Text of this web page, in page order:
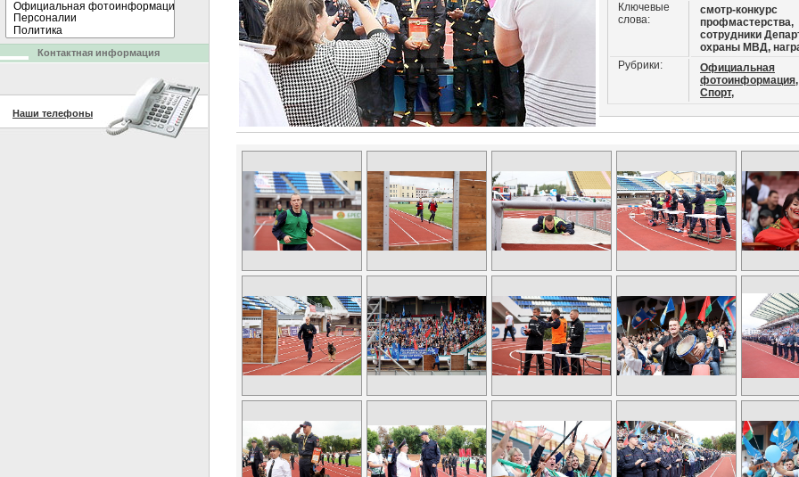
Ключевые
слова:
смотр-конкурс
профмастерства,
сотрудники
охраны МВД,
Рубрики:
Официальная
фотоинформация,
Спорт,
Контактная информация
Наши телефоны